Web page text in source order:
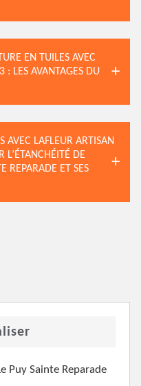
EN TUILES AVEC
: LES AVANTAGES DU
AVEC LAFLEUR ARTISAN
L’ÉTANCHÉITÉ DE
REPARADE ET SES
Puy Sainte Reparade